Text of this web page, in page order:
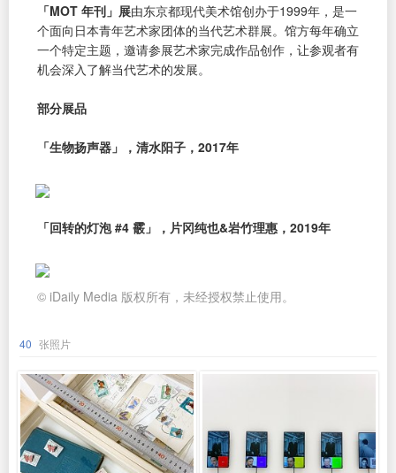
「MOT 年刊」展由东京都现代美术馆创办于1999年，是一
个面向日本青年艺术家团体的当代艺术群展。馆方每年确立
一个特定主题，邀请参展艺术家完成作品创作，让参观者有
机会深入了解当代艺术的发展。
部分展品
「生物扬声器」，清水阳子，2017年
「回转的灯泡 #4 霰」，片冈纯也&岩竹理惠，2019年
© iDaily Media 版权所有，未经授权禁止使用。
40 张照片